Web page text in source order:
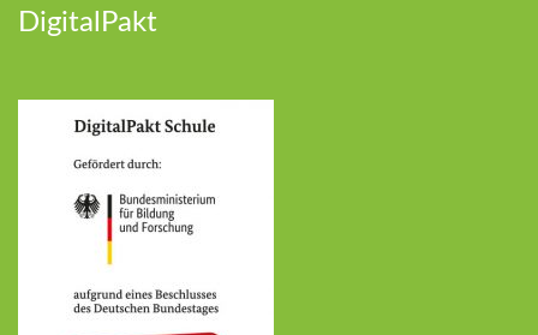
DigitalPakt